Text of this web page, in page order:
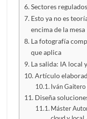
Sectores
Esto ya no es
encima de la mesa
La fotografía
que aplica
La salida: IA local
Artículo
Iván Gaitero
Diseña
Máster